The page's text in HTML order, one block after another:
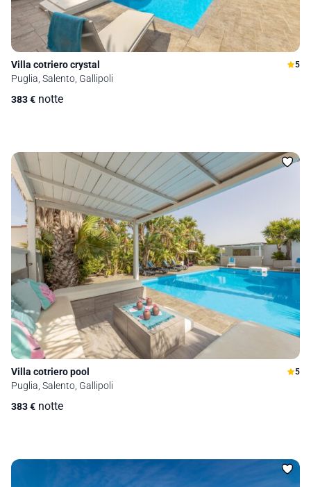
Villa cotriero crystal 5
Puglia, Salento, Gallipoli
383€ notte
Villa cotriero pool 5
Puglia, Salento, Gallipoli
383€ notte